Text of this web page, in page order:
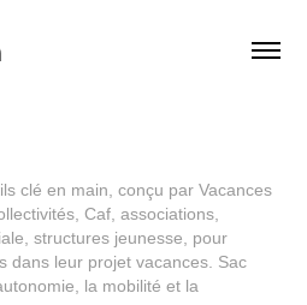
clé en main, conçu par Vacances
Caf, associations,
structures jeunesse, pour
dans leur projet vacances. Sac
la mobilité et la